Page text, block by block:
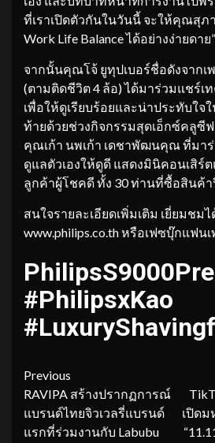
ที่เราเปิดตัวกันในวันนี้ จะให้คุณสุ
Work Life Balance ได้อย่างง่ายดาย”
จากนั้นคุณโจ้ ยูทุปเบอร์ชื่อดังจากเพ
(ตามติดชีวิต 4 ล้อ) ได้มาร่วมแชร์เ
เพื่อให้ดูเรียบร้อยและน่าประทับใ
ท้ายด้วยช่วงกิจกรรมสุดเอ็กซ์คลู
คุณเก้า นพเก้า เดชาพัฒนคุณ ที่มา
ดูแลตัวเองให้ดูดี แสดงมินิคอนเสิร์
ลูกค้าผู้โชคดี ทั้ง 30 ท่านที่ซื้อสินค้
สนใจรายละเอียดเพิ่มเติม เยี่ยมชม
www.philips.co.th หรือเฟซบุ๊กแฟนเ
#PhilipsxKao
Continue
Reading
Previous
RAVIPA สร้างปรากฏการณ์
แบรนด์ไทยจิวเวลรี่แบรนด์
แรกที่ร่วมงานกับ Labubu
เปิด